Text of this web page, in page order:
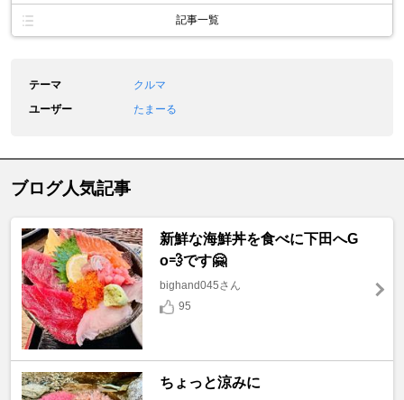
記事一覧
テーマ
クルマ
ユーザー
たまーる
ブログ人気記事
新鮮な海鮮丼を食べに下田へG
o💨です🤗
bighand045さん
95
ちょっと涼みに